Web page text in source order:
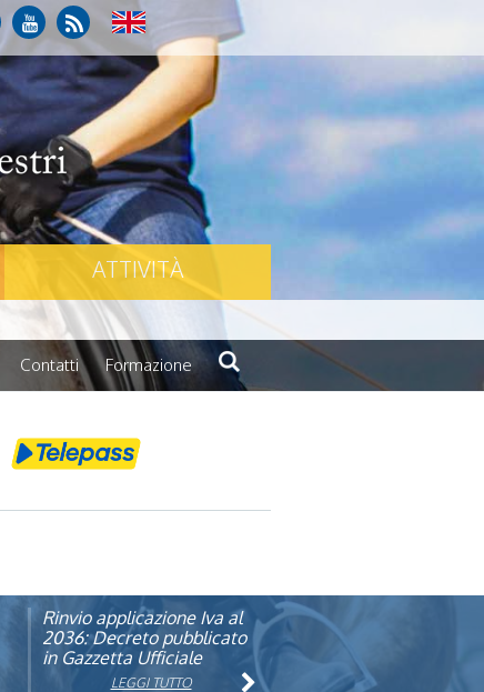
ATTIVITÀ
Contatti Formazione
Rinvio applicazione Iva al
2036: Decreto pubblicato
in Gazzetta Ufficiale
LEGGI TUTTO
Visita veterinaria annuale
LEGGI TUTTO